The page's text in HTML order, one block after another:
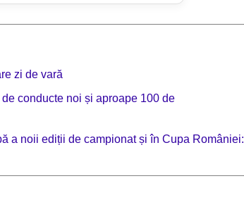
zi de vară
conducte noi și aproape 100 de
a noii ediții de campionat și în Cupa României: